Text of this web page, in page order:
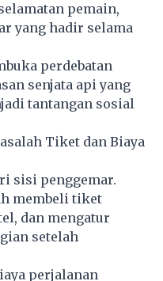
pemain,
yang hadir selama
perdebatan
senjata api yang
tantangan sosial
Tiket dan Biaya
sisi penggemar.
membeli tiket
dan mengatur
setelah
perjalanan